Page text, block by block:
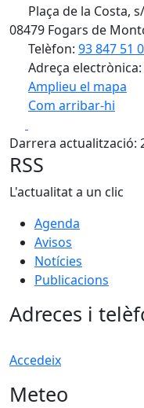
Plaça de la Costa,
08479 Fogars de
Telèfon: 93 847 51
Adreça electrònica:
Amplieu el mapa
Com arribar-hi
+
−
Darrera actualització:
RSS
L'actualitat a un clic
Agenda
Avisos
Notícies
Publicacions
Adreces i
Accedeix
Meteo